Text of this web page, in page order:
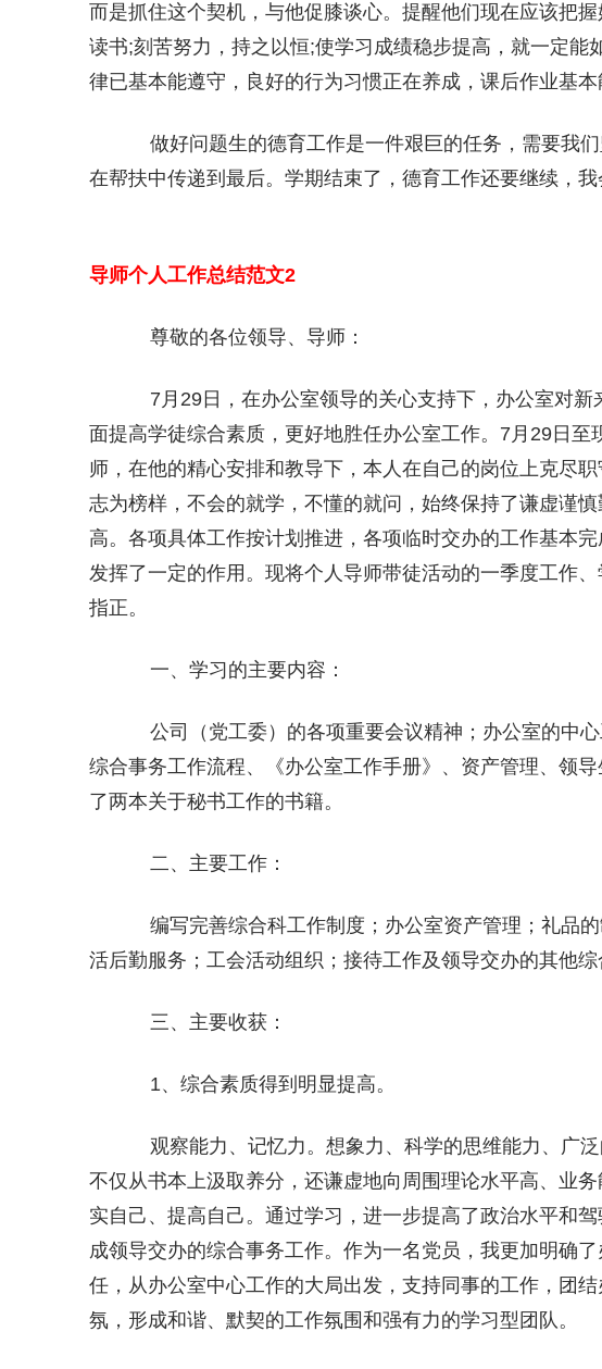
而是抓住这个契机，与他促膝谈心。提醒他们现在应该把
读书;刻苦努力，持之以恒;使学习成绩稳步提高，就一定能
律已基本能遵守，良好的行为习惯正在养成，课后作业基本
做好问题生的德育工作是一件艰巨的任务，需要我
在帮扶中传递到最后。学期结束了，德育工作还要继续，我
导师个人工作总结范文2
尊敬的各位领导、导师：
7月29日，在办公室领导的关心支持下，办公室对新
面提高学徒综合素质，更好地胜任办公室工作。7月29日
师，在他的精心安排和教导下，本人在自己的岗位上克尽
志为榜样，不会的就学，不懂的就问，始终保持了谦虚谨
高。各项具体工作按计划推进，各项临时交办的工作基本
发挥了一定的作用。现将个人导师带徒活动的一季度工作
指正。
一、学习的主要内容：
公司（党工委）的各项重要会议精神；办公室的中
综合事务工作流程、《办公室工作手册》、资产管理、领
了两本关于秘书工作的书籍。
二、主要工作：
编写完善综合科工作制度；办公室资产管理；礼品
活后勤服务；工会活动组织；接待工作及领导交办的其他综
三、主要收获：
1、综合素质得到明显提高。
观察能力、记忆力。想象力、科学的思维能力、广
不仅从书本上汲取养分，还谦虚地向周围理论水平高、业
实自己、提高自己。通过学习，进一步提高了政治水平和
成领导交办的综合事务工作。作为一名党员，我更加明确
任，从办公室中心工作的大局出发，支持同事的工作，团
氛，形成和谐、默契的工作氛围和强有力的学习型团队。